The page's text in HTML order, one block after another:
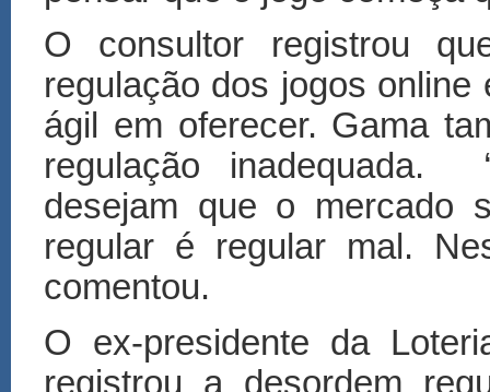
O consultor registrou
regulação dos jogos
ágil em oferecer. Gama
regulação inadequada.
desejam que o mercado
regular é regular mal.
comentou.
O ex-presidente da
registrou a desordem